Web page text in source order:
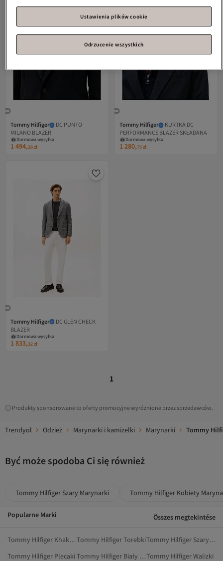
Tommy Hilfiger
DC PUNTO
MILANO BLAZER
Darmowa wysyłka
1 494,28zł
Tommy Hilfiger
KURTKA DC
PERFORMANCE BLAZER SKŁADANA
Darmowa wysyłka
1 280,75zł
Tommy Hilfiger
DC GLEN CHECK
BLAZER
Darmowa wysyłka
1 833,32zł
1
Produkty sponsorowane to oferty promocyjne wyróżnione przez sprzedawców.
Trendyol Odzież Marynarki i kamizelki Marynarki Tommy
Być może spodoba Ci się również
Tommy Hilfiger Szary Marynarki Tommy Hilfiger Kobiety
Popularne Marki Összes megtekintése
Tommy Hilfiger Khaki SpodnieTommy Hilfiger Torebki
Tommy Hilfiger Szary Plecaki
Tommy Hilfiger Plecaki
Tommy Hilfiger Biały ObuwieTommy Hilfiger Walizki
Ustawienia plików cookie
Odrzucenie wszystkich